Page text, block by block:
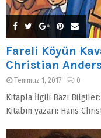
Fareli Köyün
Christian
Temmuz 1, 2017 0
Kitapla İlgili Bazı Bilgiler:
Kitabın yazarı: Hans